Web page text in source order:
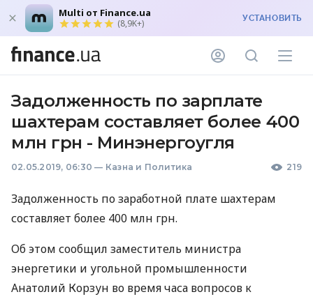
Multi от Finance.ua
(8,9K+) УСТАНОВИТЬ
Задолженность по зарплате
шахтерам составляет более 400
млн грн - Минэнергоугля
02.05.2019, 06:30 — Казна и Политика 219
Задолженность по заработной плате шахтерам
составляет более 400 млн грн.
Об этом сообщил заместитель министра
энергетики и угольной промышленности
Анатолий Корзун во время часа вопросов к